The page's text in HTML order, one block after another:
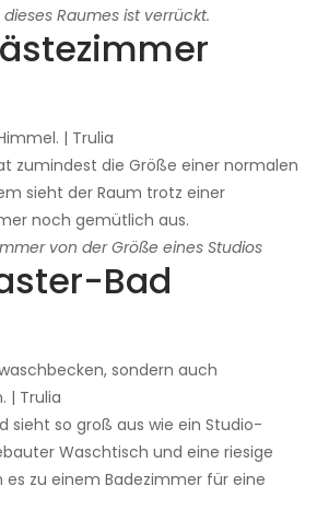
Raumes ist verrückt.
| Trulia
zumindest die Größe einer normalen
sieht der Raum trotz einer
noch gemütlich aus.
von der Größe eines Studios
Bad
sondern auch
| Trulia
sieht so groß aus wie ein Studio-
Waschtisch und eine riesige
zu einem Badezimmer für eine